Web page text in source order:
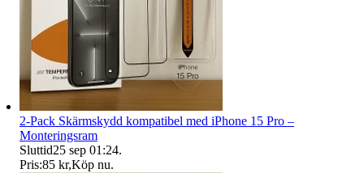
2-Pack Skärmskydd kompatibel med iPhone 15 Pro –
Monteringsram
Sluttid25 sep 01:24.
Pris:85 kr,Köp nu.